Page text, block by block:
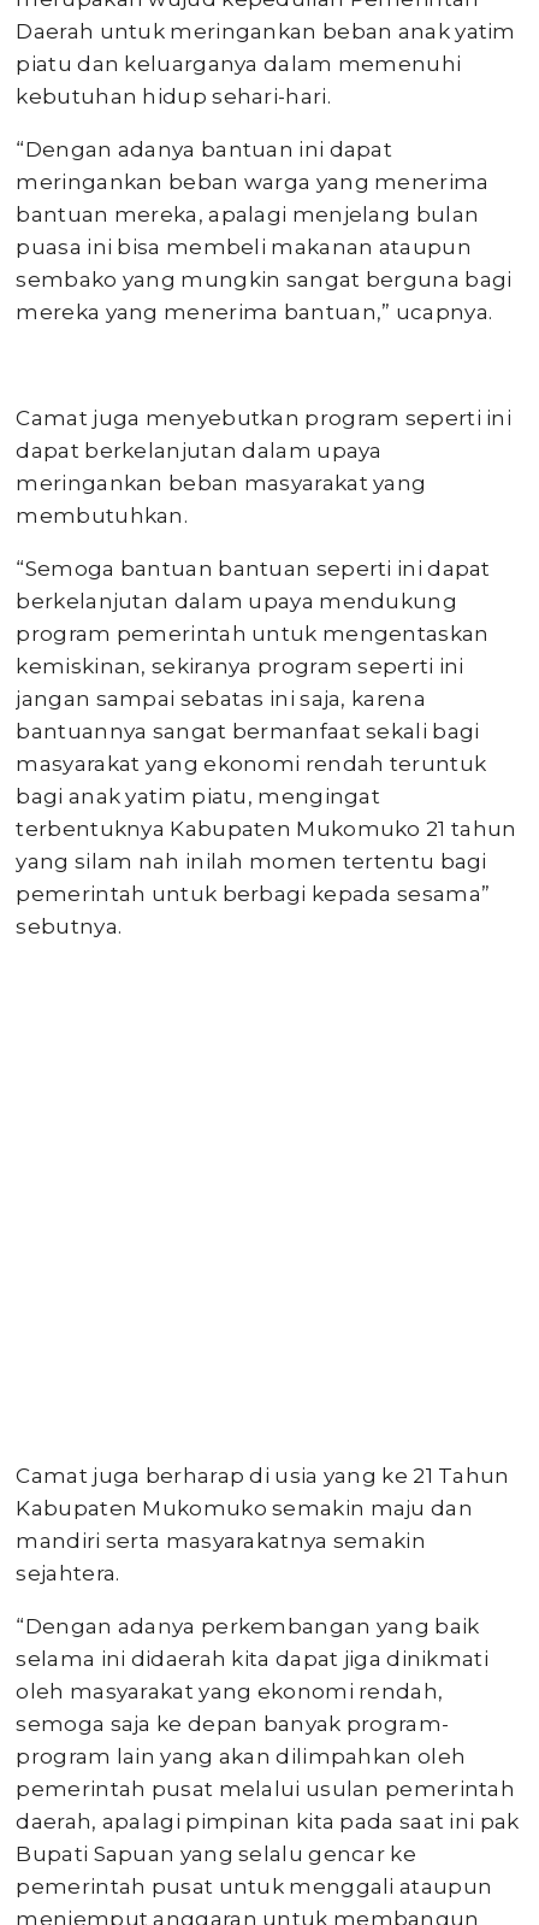
Daerah untuk meringankan beban anak yatim
piatu dan keluarganya dalam memenuhi
kebutuhan hidup sehari-hari.
“Dengan adanya bantuan ini dapat
meringankan beban warga yang menerima
bantuan mereka, apalagi menjelang bulan
puasa ini bisa membeli makanan ataupun
sembako yang mungkin sangat berguna bagi
mereka yang menerima bantuan,” ucapnya.
Camat juga menyebutkan program seperti ini
dapat berkelanjutan dalam upaya
meringankan beban masyarakat yang
membutuhkan.
“Semoga bantuan bantuan seperti ini dapat
berkelanjutan dalam upaya mendukung
program pemerintah untuk mengentaskan
kemiskinan, sekiranya program seperti ini
jangan sampai sebatas ini saja, karena
bantuannya sangat bermanfaat sekali bagi
masyarakat yang ekonomi rendah teruntuk
bagi anak yatim piatu, mengingat
terbentuknya Kabupaten Mukomuko 21 tahun
yang silam nah inilah momen tertentu bagi
pemerintah untuk berbagi kepada sesama”
sebutnya.
Camat juga berharap di usia yang ke 21 Tahun
Kabupaten Mukomuko semakin maju dan
mandiri serta masyarakatnya semakin
sejahtera.
“Dengan adanya perkembangan yang baik
selama ini didaerah kita dapat jiga dinikmati
oleh masyarakat yang ekonomi rendah,
semoga saja ke depan banyak program-
program lain yang akan dilimpahkan oleh
pemerintah pusat melalui usulan pemerintah
daerah, apalagi pimpinan kita pada saat ini pak
Bupati Sapuan yang selalu gencar ke
pemerintah pusat untuk menggali ataupun
menjemput anggaran untuk membangun